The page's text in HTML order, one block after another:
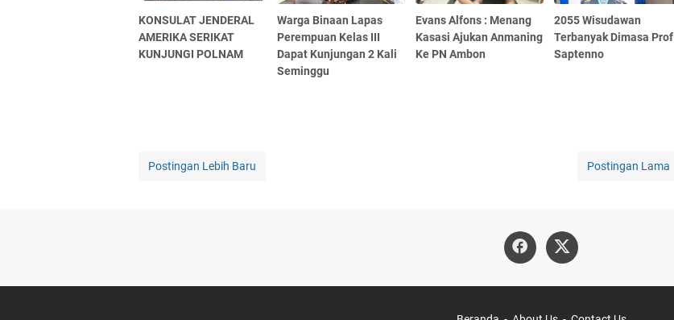
KONSULAT JENDERAL
AMERIKA SERIKAT
KUNJUNGI POLNAM
Warga Binaan Lapas
Perempuan Kelas III
Dapat Kunjungan 2 Kali
Seminggu
Evans Alfons : Menang
Kasasi Ajukan Anmaning
Ke PN Ambon
2055 Wisudawan
Terbanyak Dimasa Prof
Saptenno
Postingan Lebih Baru Postingan Lama